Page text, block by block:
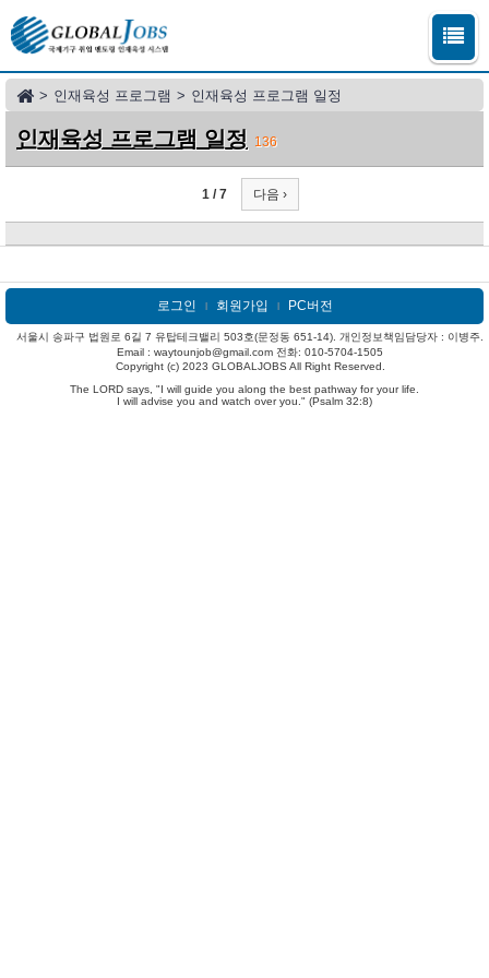
> 인재육성 프로그램 > 인재육성 프로그램 일정
인재육성 프로그램 일정 136
1 / 7 다음 ›
로그인 l 회원가입 l PC버전
서울시 송파구 법원로 6길 7 유탑테크밸리 503호(문정동 651-14). 개인정보책임담당자 : 이병주.
Email : waytounjob@gmail.com 전화: 010-5704-1505
Copyright (c) 2023 GLOBALJOBS All Right Reserved.
The LORD says, "I will guide you along the best pathway for your life.
I will advise you and watch over you." (Psalm 32:8)